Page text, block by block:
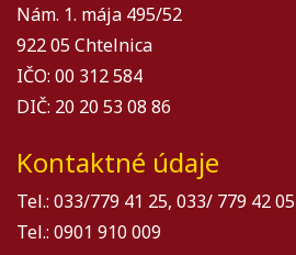
Nám. 1. mája 495/52
922 05 Chtelnica
IČO: 00 312 584
DIČ: 20 20 53 08 86
Kontaktné údaje
Tel.: 033/779 41 25, 033/ 779 42 05
Tel.: 0901 910 009